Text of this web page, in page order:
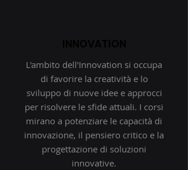
L'ambito dell'Innovation si occupa
di favorire la creatività e lo
sviluppo di nuove idee e approcci
per risolvere le sfide attuali. I corsi
mirano a potenziare le capacità di
innovazione, il pensiero critico e la
progettazione di soluzioni
innovative.